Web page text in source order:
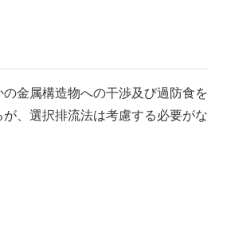
金属構造物への干渉及び過防食を
、選択排流法は考慮する必要がな